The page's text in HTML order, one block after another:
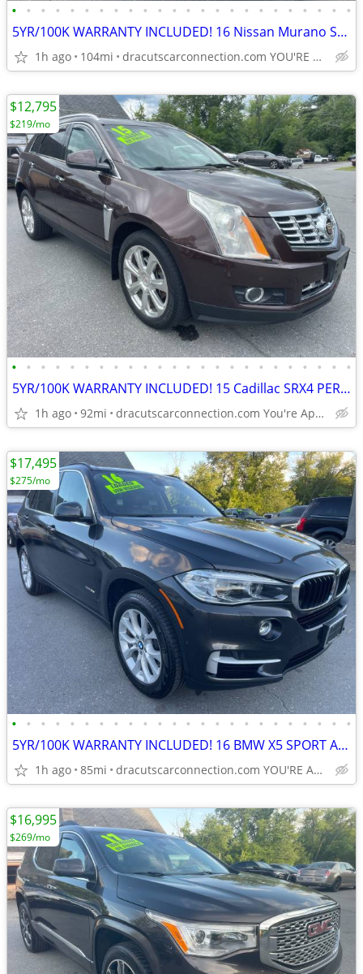
• • • • • • • • • • • • • • • • • • • • • • • •
5YR/100K WARRANTY INCLUDED! 16 Nissan Murano SL PLATINUM AWD Hybrid!
1h ago 104mi dracutscarconnection.com YOU'RE APPROVED! $1000 Down $55/WK
• • • • • • • • • • • • • • • • • • • • • • • •
5YR/100K WARRANTY INCLUDED! 15 Cadillac SRX4 PERFORMCE w/ONLY 92K!
1h ago 92mi dracutscarconnection.com You're Approved! $1000 Down $60/WK
$12,795
$219/mo
• • • • • • • • • • • • • • • • • • • • • • • •
5YR/100K WARRANTY INCLUDED! 16 BMW X5 SPORT AWD w/ONLY 85K! NAVI
1h ago 85mi dracutscarconnection.com YOU'RE APPROVED! $1500 Down $69/WK
$17,495
$275/mo
$16,995
$269/mo